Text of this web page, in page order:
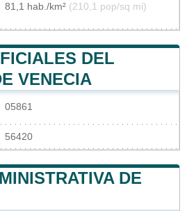
81,1 hab./km² (210,1 pop/sq mi)
DEL
VENECIA
05861
56420
DE